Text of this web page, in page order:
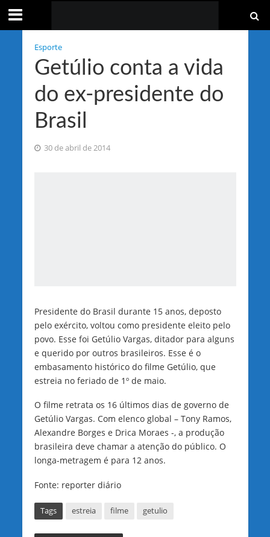
Esporte
Getúlio conta a vida
do ex-presidente do
Brasil
30 de abril de 2014
Presidente do Brasil durante 15 anos, deposto
pelo exército, voltou como presidente eleito pelo
povo. Esse foi Getúlio Vargas, ditador para alguns
e querido por outros brasileiros. Esse é o
embasamento histórico do filme Getúlio, que
estreia no feriado de 1º de maio.
O filme retrata os 16 últimos dias de governo de
Getúlio Vargas. Com elenco global – Tony Ramos,
Alexandre Borges e Drica Moraes -, a produção
brasileira deve chamar a atenção do público. O
longa-metragem é para 12 anos.
Fonte: reporter diário
Tags estreia filme getulio